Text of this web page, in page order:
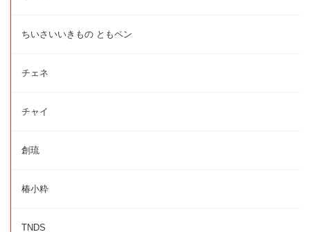
ちいさいいきもの ともペン
チェネ
チャイ
創琉
椿小粋
TNDS